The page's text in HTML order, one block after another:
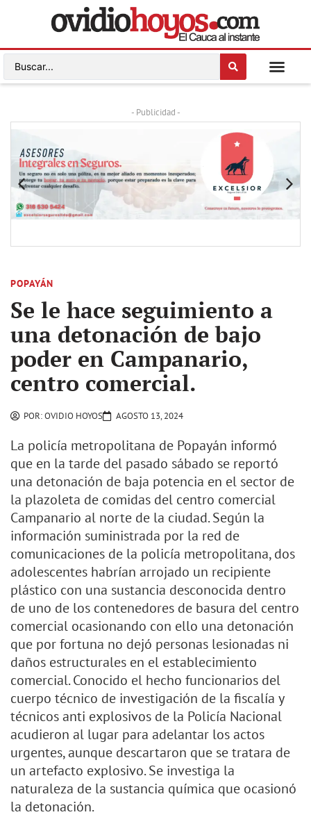
- Publicidad -
POPAYÁN
Se le hace seguimiento a
una detonación de bajo
poder en Campanario,
centro comercial.
POR:OVIDIO HOYOS AGOSTO 13, 2024
La policía metropolitana de Popayán informó
que en la tarde del pasado sábado se reportó
una detonación de baja potencia en el sector de
la plazoleta de comidas del centro comercial
Campanario al norte de la ciudad. Según la
información suministrada por la red de
comunicaciones de la policía metropolitana, dos
adolescentes habrían arrojado un recipiente
plástico con una sustancia desconocida dentro
de uno de los contenedores de basura del centro
comercial ocasionando con ello una detonación
que por fortuna no dejó personas lesionadas ni
daños estructurales en el establecimiento
comercial. Conocido el hecho funcionarios del
cuerpo técnico de investigación de la fiscalía y
técnicos anti explosivos de la Policía Nacional
acudieron al lugar para adelantar los actos
urgentes, aunque descartaron que se tratara de
un artefacto explosivo. Se investiga la
naturaleza de la sustancia química que ocasionó
la detonación.